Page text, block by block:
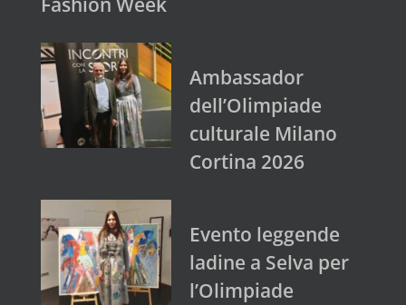
Ambassador
dell’Olimpiade
culturale Milano
Cortina 2026
Evento leggende
ladine a Selva per
l’Olimpiade